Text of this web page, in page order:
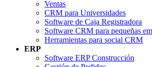
Ventas
CRM para Universidades
Software de Caja Registradora
Software CRM para pequeñas
Herramientas para social CRM
ERP
Software ERP Construcción